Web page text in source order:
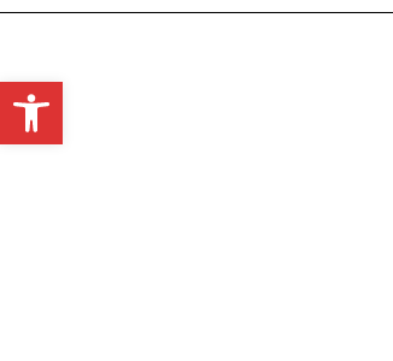
Werkzeugleiste öffnen